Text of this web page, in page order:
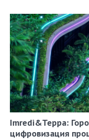
Imredi&Терра:
цифровизация